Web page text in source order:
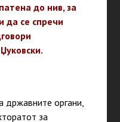
до нив, за
да се спречи
државните органи,
за